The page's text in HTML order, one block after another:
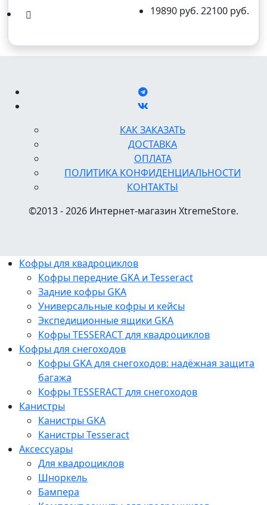
19890 руб. 22100 руб.
КАК ЗАКАЗАТЬ
ДОСТАВКА
ОПЛАТА
ПОЛИТИКА КОНФИДЕНЦИАЛЬНОСТИ
КОНТАКТЫ
©2013 - 2026 Интернет-магазин XtremeStore.
Кофры для квадроциклов
Кофры передние GKA и Tesseract
Задние кофры GKA
Универсальные кофры и кейсы
Экспедиционные ящики GKA
Кофры TESSERACT для квадроциклов
Кофры для снегоходов
Кофры GKA для снегоходов: надёжная защита
багажа
Кофры TESSERACT для снегоходов
Канистры
Канистры GKA
Канистры Tesseract
Аксессуары
Для квадроциклов
Шноркель
Бампера